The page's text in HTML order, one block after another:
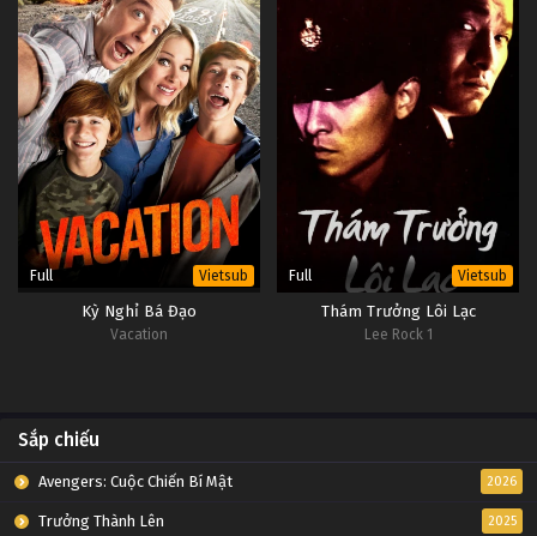
Full Vietsub
Kỳ Nghỉ Bá Đạo
Vacation
Full Vietsub
Thám Trưởng Lôi Lạc
Lee Rock 1
Sắp chiếu
Avengers: Cuộc Chiến Bí Mật 2026
Trưởng Thành Lên 2025